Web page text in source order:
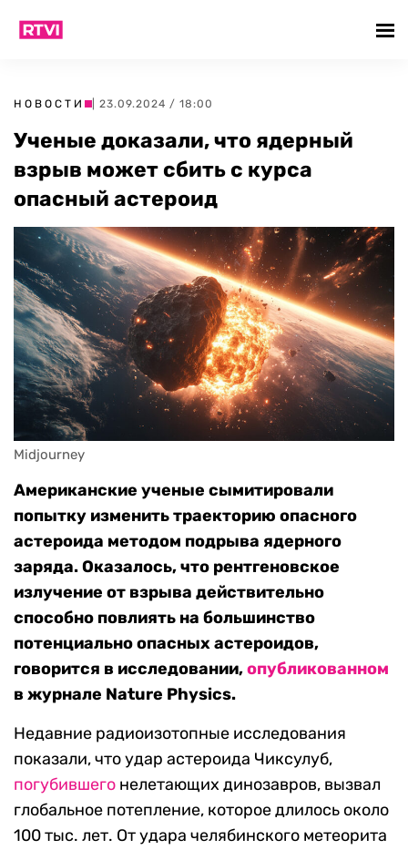
НОВОСТИ | 23.09.2024 / 18:00
Ученые доказали, что ядерный
взрыв может сбить с курса
опасный астероид
Midjourney
Американские ученые сымитировали
попытку изменить траекторию опасного
астероида методом подрыва ядерного
заряда. Оказалось, что рентгеновское
излучение от взрыва действительно
способно повлиять на большинство
потенциально опасных астероидов,
говорится в исследовании,опубликованном
в журнале Nature Physics.
Недавние радиоизотопные исследования
показали, что удар астероида Чиксулуб,
погубившего нелетающих динозавров, вызвал
глобальное потепление, которое длилось около
100 тыс. лет. От удара челябинского метеорита